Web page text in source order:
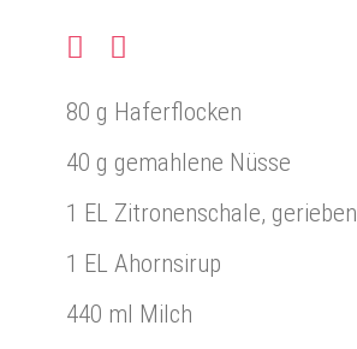
80 g Haferflocken
40 g gemahlene Nüsse
1 EL Zitronenschale, gerieben
1 EL Ahornsirup
440 ml Milch